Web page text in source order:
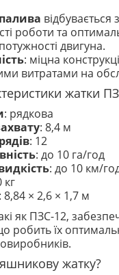
відбувається
роботи та
двигуна.
: міцна
витратами на
жатки
: рядкова
: 8,4 м
: 12
: до 10 га/год
: до 10 км/
кг
: 8,84 × 2,6 × 1,7 м
як ПЗС-12,
робить їх
жатку?